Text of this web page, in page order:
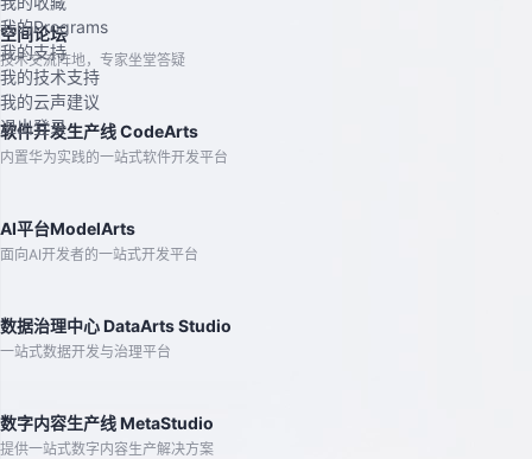
空间论坛
技术交流阵地，专家坐堂答疑
软件开发生产线 CodeArts
内置华为实践的一站式软件开发平台
AI平台ModelArts
面向AI开发者的一站式开发平台
数据治理中心 DataArts Studio
一站式数据开发与治理平台
数字内容生产线 MetaStudio
提供一站式数字内容生产解决方案
我的Programs
我的支持
我的技术支持
我的云声建议
退出登录